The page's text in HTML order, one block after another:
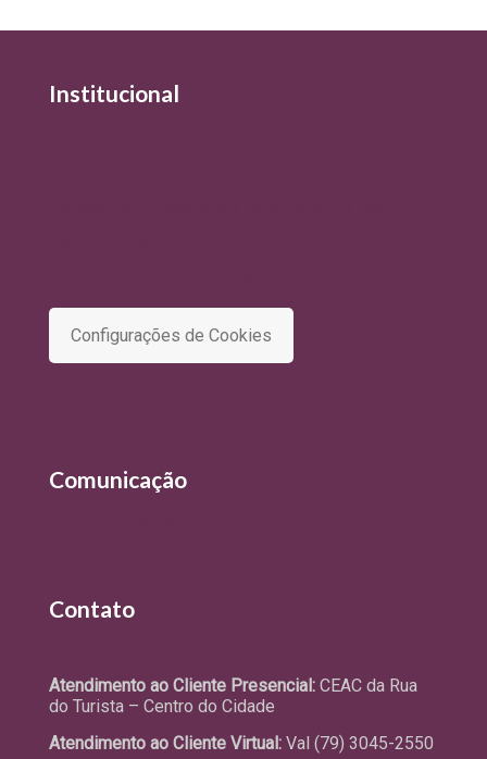
Institucional
Configurações de Cookies
Comunicação
Contato
Atendimento ao Cliente Presencial: CEAC da Rua
do Turista – Centro do Cidade
Atendimento ao Cliente Virtual: Val (79) 3045-2550